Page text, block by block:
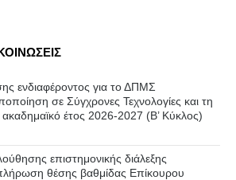
ενδιαφέροντος για το ΔΠΜΣ
σε Σύγχρονες Τεχνολογίες και τη
έτος 2026-2027 (B’ Kύκλος)
επιστημονικής διάλεξης
θέσης βαθμίδας Επίκουρου